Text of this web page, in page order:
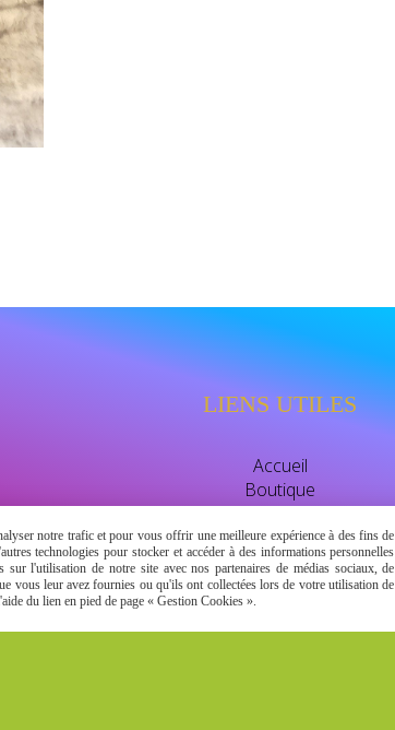
LIENS UTILES
Accueil
Boutique
Avis clients
watssap 06.63.86.83.30
notre trafic et pour vous offrir une meilleure expérience à des fins de
technologies pour stocker et accéder à des informations personnelles
l'utilisation de notre site avec nos partenaires de médias sociaux, de
vous leur avez fournies ou qu'ils ont collectées lors de votre utilisation de
du lien en pied de page « Gestion Cookies ».